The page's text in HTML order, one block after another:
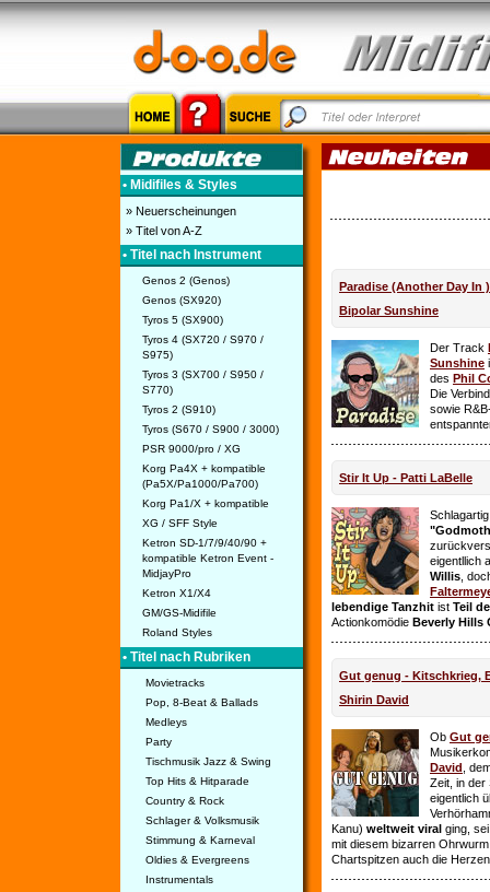
• Midifiles & Styles
» Neuerscheinungen
» Titel von A-Z
• Titel nach Instrument
Genos 2 (Genos)
Genos (SX920)
Tyros 5 (SX900)
Tyros 4 (SX720 / S970 /
S975)
Tyros 3 (SX700 / S950 /
S770)
Tyros 2 (S910)
Tyros (S670 / S900 / 3000)
PSR 9000/pro / XG
Korg Pa4X + kompatible
(Pa5X/Pa1000/Pa700)
Korg Pa1/X + kompatible
XG / SFF Style
Ketron SD-1/7/9/40/90 +
kompatible Ketron Event -
MidjayPro
Ketron X1/X4
GM/GS-Midifile
Roland Styles
• Titel nach Rubriken
Movietracks
Pop, 8-Beat & Ballads
Medleys
Party
Tischmusik Jazz & Swing
Top Hits & Hitparade
Country & Rock
Schlager & Volksmusik
Stimmung & Karneval
Oldies & Evergreens
Instrumentals
Paradise (Another Day In
Bipolar Sunshine
Der Track
Sunshine
des Phil
Die
sowie
Stir It Up - Patti LaBelle
eigentllich
Willis ,
lebendige Tanzhit ist Teil
Actionkomödie Beverly Hills
Gut genug - Kitschkrieg,
Shirin David
Ob Gut
David ,
Zeit, in der
eigentlich
Kanu) weltweit viral ging,
mit diesem bizarren
Chartspitzen auch die